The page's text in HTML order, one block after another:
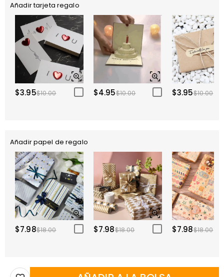
Añadir tarjeta regalo
$3.95$10.00 $4.95$10.00 $3.95$10.00
Añadir papel de regalo
$7.98$18.00 $7.98$18.00 $7.98$18.00